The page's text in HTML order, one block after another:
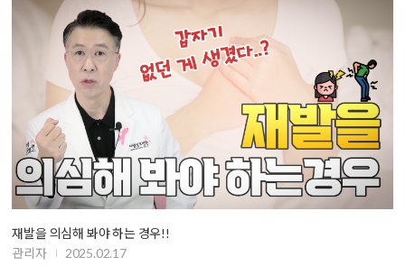
재발을 의심해 봐야 하는 경우!!
관리자
2025.02.17